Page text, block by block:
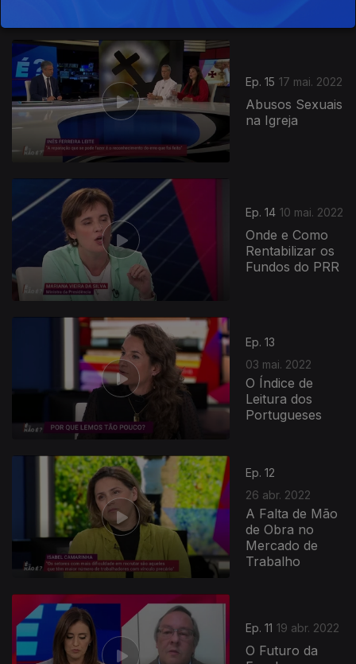
Ep. 15 17 mai. 2022
Abusos Sexuais
na Igreja
Ep. 14 10 mai. 2022
Onde e Como
Rentabilizar os
Fundos do PRR
616334
Ep. 13
03 mai. 2022
O Índice de
Leitura dos
Portugueses
Ep. 12
26 abr. 2022
A Falta de Mão
de Obra no
Mercado de
Trabalho
Ep. 11 19 abr. 2022
O Futuro da